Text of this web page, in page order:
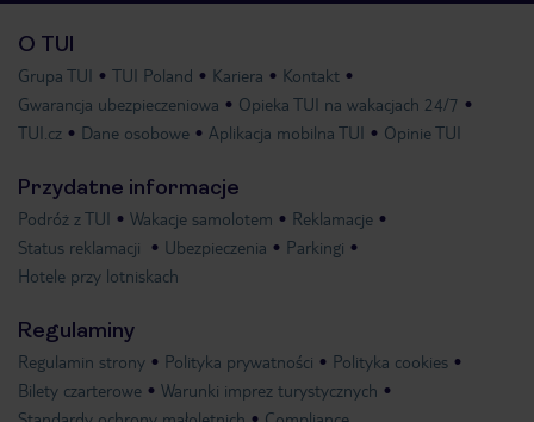
O TUI
Grupa TUI TUI Poland Kariera
Kontakt
Gwarancja ubezpieczeniowa
Opieka TUI na wakacjach 24/7
TUI.cz
Dane osobowe Aplikacja mobilna TUI Opinie TUI
Przydatne informacje
Podróż z TUI Wakacje samolotem
Reklamacje
Status reklamacji
Ubezpieczenia
Parkingi
Hotele przy lotniskach
Regulaminy
Regulamin strony Polityka prywatności
Polityka cookies
Bilety czarterowe
Warunki imprez turystycznych